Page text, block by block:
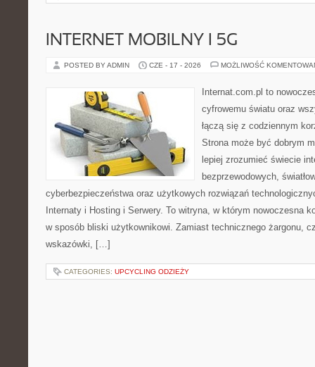
INTERNET MOBILNY I 5G
POSTED BY ADMIN CZE - 17 - 2026 MOŻLIWOŚĆ
Internat.com.pl to
cyfrowemu światu oraz
łączą się z codziennym
Strona może być dobrym
lepiej zrozumieć świecie
bezprzewodowych,
cyberbezpieczeństwa oraz użytkowych rozwiązań
Internaty i Hosting i Serwery. To witryna, w którym nowoczesna
w sposób bliski użytkownikowi. Zamiast technicznego żargonu,
wskazówki, […]
CATEGORIES: UPCYCLING ODZIEŻY